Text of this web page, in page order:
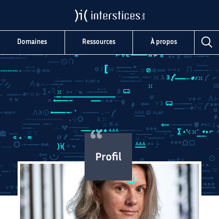
Domaines Ressources À propos